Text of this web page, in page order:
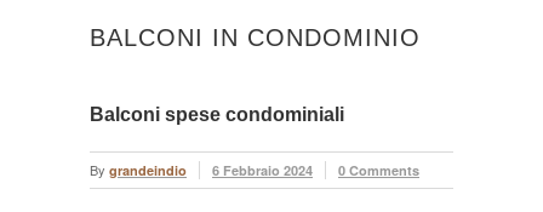
BALCONI IN CONDOMINIO
Balconi spese condominiali
By grandeindio 6 Febbraio 2024 0 Comments